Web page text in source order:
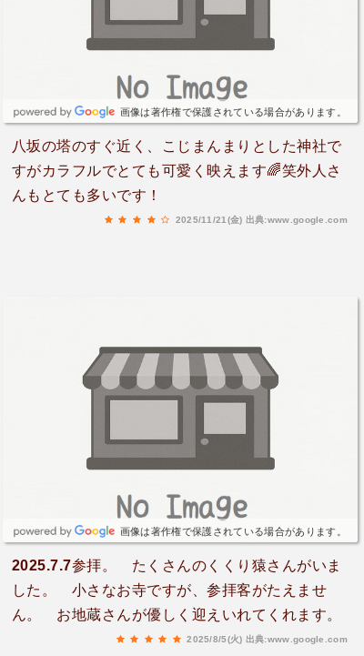
画像は著作権で保護されている場合があります。
八坂の塔のすぐ近く、こじまんまりとした神社で
すがカラフルでとても可愛く映えます🌈笑外人さ
んもとても多いです！
2025/11/21(金) 出典:www.google.com
画像は著作権で保護されている場合があります。
2025.7.7参拝。 たくさんのくくり猿さんがいま
した。 小さなお寺ですが、参拝客がたえませ
ん。 お地蔵さんが優しく迎えいれてくれます。
2025/8/5(火) 出典:www.google.com